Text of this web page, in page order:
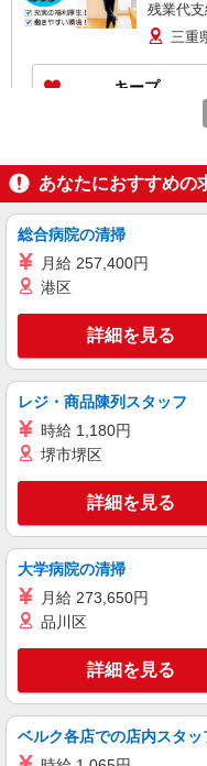
残業代支
+゜・。
万円支給(規定有) お友達
ィブ支給(規定有) ★月2
有）★
三重
キープ
【
時給
頂くと, イ
い・週
+゜・。
紹介予定派遣
株式会社シエロ
各キャ
時
残業代
+゜・
万円支給(規定有) お友達を
ィブ支給(規定有) ★月2回
有）★
三重
キープ
派遣社員
株式会社シエロ
新しい
フ
時給
（規定あり） ゜+゜・。○。・
+゜ 入社祝
頂くと, イ
い・週
三重
あなたにおすすめの
総合病院の清掃
月給 257,400円
港区
詳細を見る
レジ・商品陳列スタッフ
時給 1,180円
堺市堺区
詳細を見る
大学病院の清掃
月給 273,650円
品川区
詳細を見る
ベルク各店での店内スタッ